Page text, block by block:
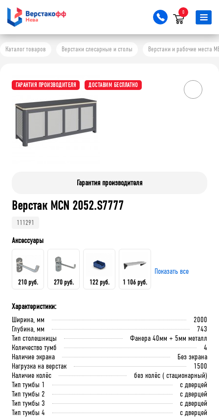
0
Каталог товаров Верстаки слесарные и столы Верстаки и рабочие места
ГАРАНТИЯ ПРОИЗВОДИТЕЛЯ ДОСТАВИМ БЕСПЛАТНО
Гарантия производителя
Верстак MCN 2052.S7777
111291
Аксессуары
210 руб.
Крючок 80 мм.
В корзину
270 руб.
Крючок 125 мм.
В корзину
122 руб.
мм
В корзину
1 106 руб.
В корзину
Показать все
Характеристики:
Ширина, мм
2000
Глубина, мм
743
Тип столешницы
Фанера 40мм + 5мм металл
Количество тумб
4
Наличие экрана
Без экрана
Нагрузка на верстак
1500
Наличие колёс
без колёс ( стационарный)
Тип тумбы 1
с дверцей
Тип тумбы 2
с дверцей
Тип тумбы 3
с дверцей
Тип тумбы 4
с дверцей